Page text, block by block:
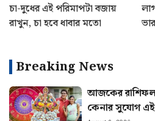
চা-দুধের এই পরিমাপটা বজায়
রাখুন, চা হবে ধাবার মতো
Breaking News
আজকের রাশিফল
কেনার সুযোগ এই